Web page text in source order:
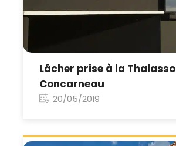
Lâcher prise à la Thalasso
Concarneau
20/05/2019